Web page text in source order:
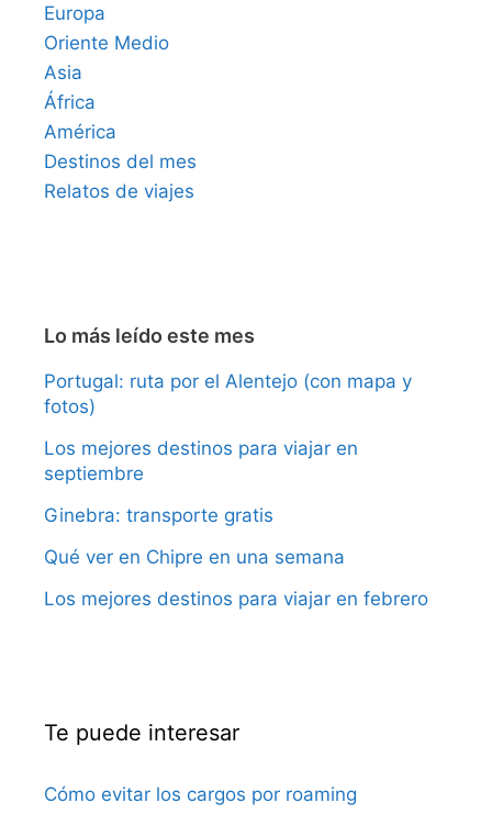
Europa
Oriente Medio
Asia
África
América
Destinos del mes
Relatos de viajes
Lo más leído este mes
Portugal: ruta por el Alentejo (con mapa y
fotos)
Los mejores destinos para viajar en
septiembre
Ginebra: transporte gratis
Qué ver en Chipre en una semana
Los mejores destinos para viajar en febrero
Te puede interesar
Cómo evitar los cargos por roaming